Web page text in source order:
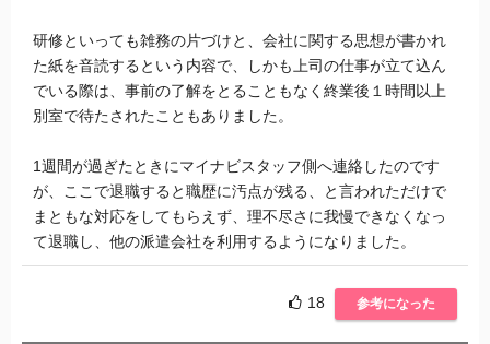
研修といっても雑務の片づけと、会社に関する思想が書かれ
た紙を音読するという内容で、しかも上司の仕事が立て込ん
でいる際は、事前の了解をとることもなく終業後１時間以上
別室で待たされたこともありました。
1週間が過ぎたときにマイナビスタッフ側へ連絡したのです
が、ここで退職すると職歴に汚点が残る、と言われただけで
まともな対応をしてもらえず、理不尽さに我慢できなくなっ
て退職し、他の派遣会社を利用するようになりました。
18 参考になった